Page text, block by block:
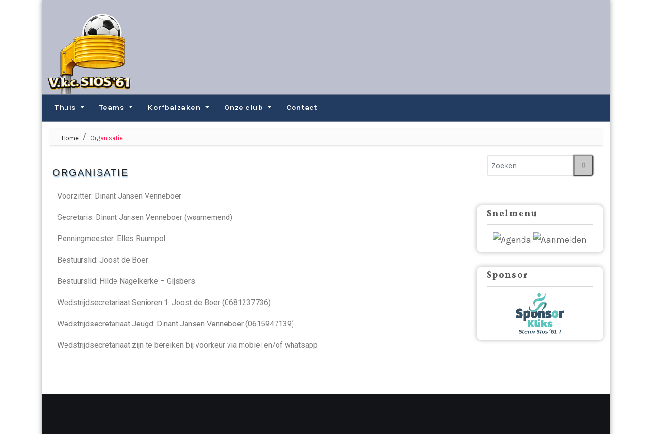
Thuis Teams Korfbalzaken Onze club Contact
Home Organisatie
ORGANISATIE
Voorzitter: Dinant Jansen Venneboer
Secretaris: Dinant Jansen Venneboer (waarnemend)
Penningmeester: Elles Ruumpol
Bestuurslid: Joost de Boer
Bestuurslid: Hilde Nagelkerke – Gijsbers
Wedstrijdsecretariaat Senioren 1: Joost de Boer (0681237736)
Wedstrijdsecretariaat Jeugd: Dinant Jansen Venneboer (0615947139)
Wedstrijdsecretariaat zijn te bereiken bij voorkeur via mobiel en/of whatsapp
Snelmenu
Sponsor